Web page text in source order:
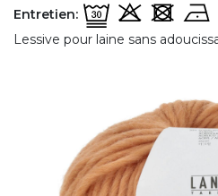
Entretien:
Lessive pour laine sans